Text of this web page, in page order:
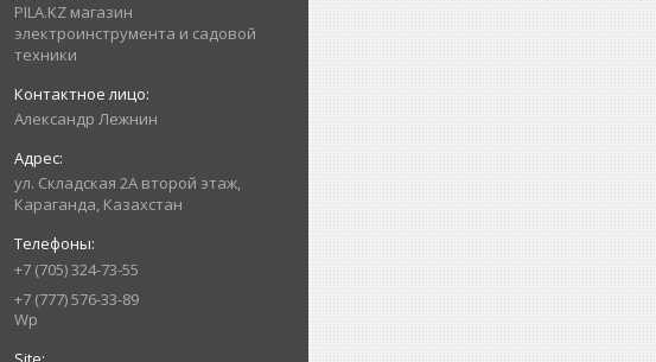
PILA.KZ магазин
электроинструмента и садовой
техники
Александр Лежнин
ул. Складская 2А второй этаж,
Караганда, Казахстан
+7 (705) 324-73-55
+7 (777) 576-33-89
Wp